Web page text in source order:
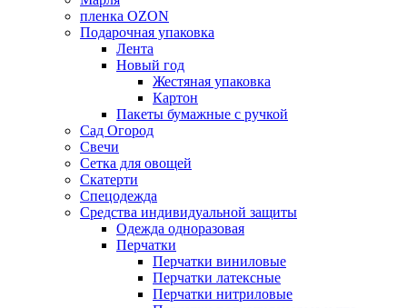
пленка OZON
Подарочная упаковка
Лента
Новый год
Жестяная упаковка
Картон
Пакеты бумажные с ручкой
Сад Огород
Свечи
Сетка для овощей
Скатерти
Спецодежда
Средства индивидуальной защиты
Одежда одноразовая
Перчатки
Перчатки виниловые
Перчатки латексные
Перчатки нитриловые